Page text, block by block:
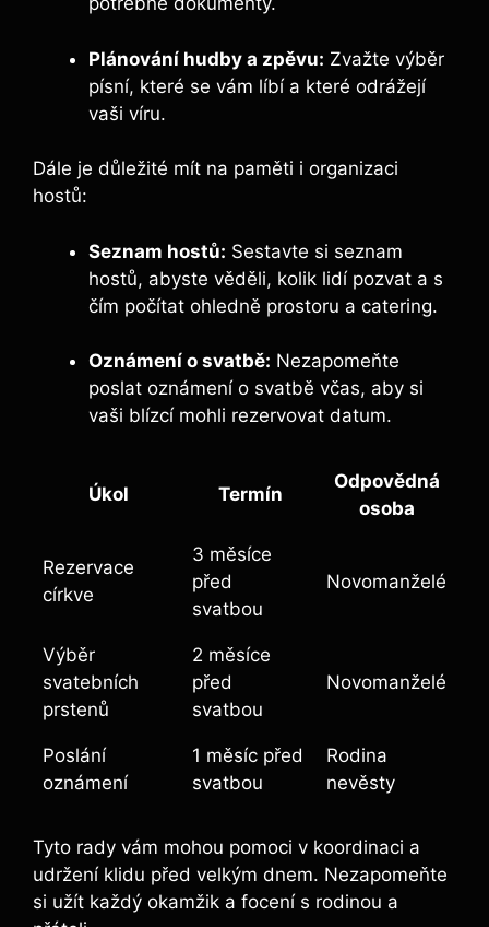
Plánování hudby a zpěvu: Zvažte výběr
písní, které se vám líbí a které odrážejí
vaši víru.
Dále je důležité mít na paměti i organizaci
hostů:
Seznam hostů: Sestavte si seznam
hostů, abyste věděli, kolik lidí pozvat a s
čím počítat ohledně prostoru a catering.
Oznámení o svatbě: Nezapomeňte
poslat oznámení o svatbě včas, aby si
vaši blízcí mohli rezervovat datum.
Úkol Termín
Odpovědná
osoba
Rezervace
církve
3 měsíce
před
svatbou
Novomanželé
Výběr
svatebních
prstenů
2 měsíce
před
svatbou
Novomanželé
Poslání
oznámení
1 měsíc před
svatbou
Rodina
nevěsty
Tyto rady vám mohou pomoci v koordinaci a
udržení klidu před velkým dnem. Nezapomeňte
si užít každý okamžik a focení s rodinou a